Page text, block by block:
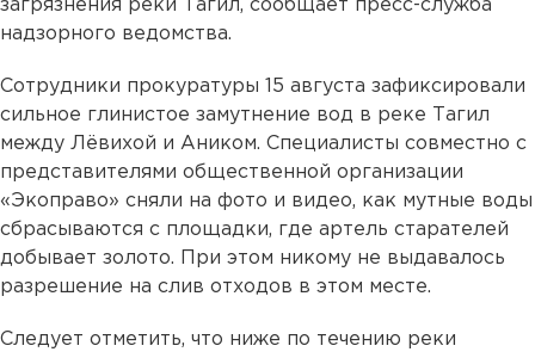
загрязнения реки Тагил, сообщает пресс-служба
надзорного ведомства.
Сотрудники прокуратуры 15 августа зафиксировали
сильное глинистое замутнение вод в реке Тагил
между Лёвихой и Аником. Специалисты совместно с
представителями общественной организации
«Экоправо» сняли на фото и видео, как мутные воды
сбрасываются с площадки, где артель старателей
добывает золото. При этом никому не выдавалось
разрешение на слив отходов в этом месте.
Следует отметить, что ниже по течению реки